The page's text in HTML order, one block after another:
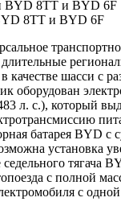
8TT и BYD 6F
качестве шасси с
оборудован
л. с.), который
батарея BYD с
установка
тягача
с полной
с